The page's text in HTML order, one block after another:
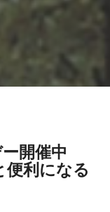
開催中
便利になる